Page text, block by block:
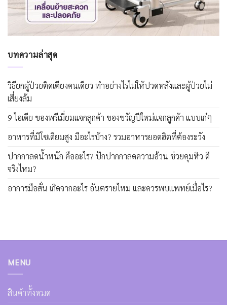
บทความล่าสุด
วิธียกผู้ป่วยติดเตียงคนเดียว ทำอย่างไรไม่ให้ปวดหลังและผู้ป่วยไม่
เสี่ยงล้ม
9 ไอเดีย ของพรีเมี่ยมแจกลูกค้า ของขวัญปีใหม่แจกลูกค้า แบบเก๋ๆ
อาหารที่มีโซเดียมสูง มีอะไรบ้าง? รวมอาหารยอดฮิตที่ต้องระวัง
ปากกาลดน้ำหนัก คืออะไร? ปักปากกาลดความอ้วน ช่วยคุมหิว ดี
จริงไหม?
อาการมือสั่น เกิดจากอะไร อันตรายไหม และควรพบแพทย์เมื่อไร?
MENU
สินค้าทั้งหมด